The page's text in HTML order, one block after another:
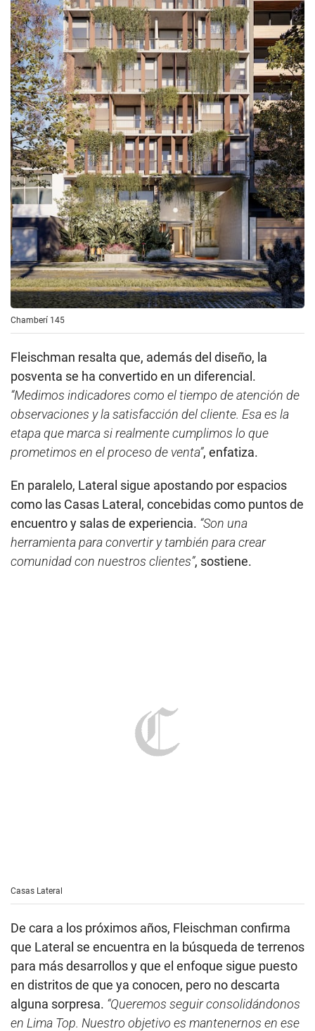
Chamberí 145
Fleischman resalta que, además del diseño, la
posventa se ha convertido en un diferencial.
“Medimos indicadores como el tiempo de atención de
observaciones y la satisfacción del cliente. Esa es la
etapa que marca si realmente cumplimos lo que
prometimos en el proceso de venta”, enfatiza.
En paralelo, Lateral sigue apostando por espacios
como las Casas Lateral, concebidas como puntos de
encuentro y salas de experiencia. “Son una
herramienta para convertir y también para crear
comunidad con nuestros clientes”, sostiene.
Casas Lateral
De cara a los próximos años, Fleischman confirma
que Lateral se encuentra en la búsqueda de terrenos
para más desarrollos y que el enfoque sigue puesto
en distritos de que ya conocen, pero no descarta
alguna sorpresa. “Queremos seguir consolidándonos
en Lima Top. Nuestro objetivo es mantenernos en ese